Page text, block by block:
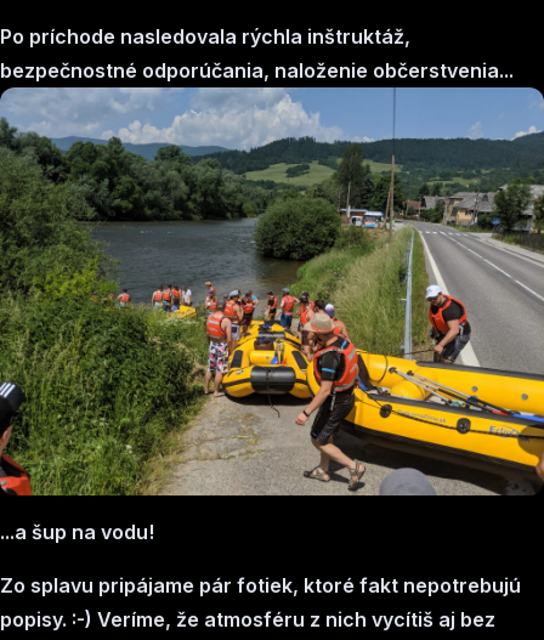
Po príchode nasledovala rýchla inštruktáž,
bezpečnostné odporúčania, naloženie občerstvenia...
...a šup na vodu!
Zo splavu pripájame pár fotiek, ktoré fakt nepotrebujú
popisy. :-) Veríme, že atmosféru z nich vycítiš aj bez